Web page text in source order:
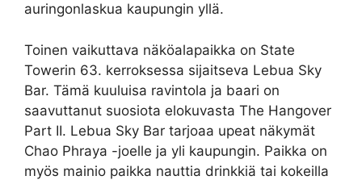
auringonlaskua kaupungin yllä.
Toinen vaikuttava näköalapaikka on State
Towerin 63. kerroksessa sijaitseva Lebua Sky
Bar. Tämä kuuluisa ravintola ja baari on
saavuttanut suosiota elokuvasta The Hangover
Part II. Lebua Sky Bar tarjoaa upeat näkymät
Chao Phraya -joelle ja yli kaupungin. Paikka on
myös mainio paikka nauttia drinkkiä tai kokeilla